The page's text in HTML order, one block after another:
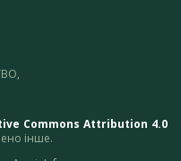
Commons Attribution 4.0
інше.